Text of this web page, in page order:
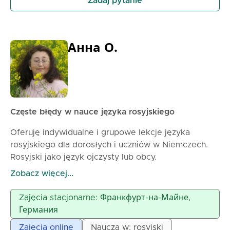
Анна О.
Częste błędy w nauce języka rosyjskiego
Oferuję indywidualne i grupowe lekcje języka
rosyjskiego dla dorosłych i uczniów w Niemczech.
Rosyjski jako język ojczysty lub obcy.
Zrozumiałe wyjaśnienie skomplikowanych tematów,
poziomu ucznia.
Stosowana skuteczna metoda.
Doświadczenie dydaktyczne - ponad 30 lat.
Zobacz więcej...
Zajęcia stacjonarne: Франкфурт-на-Майне,
Германия
Zajęcia online Naucza w: rosyjski